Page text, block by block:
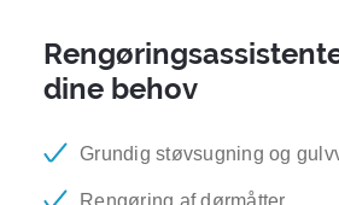
dine behov
Grundig støvsugning og
Rengøring af dørmåtter